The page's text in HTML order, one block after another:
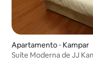
Apartamento ⋅ Kampar
Suíte Moderna de JJ